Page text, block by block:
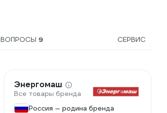
ВОПРОСЫ 9 СЕРВИС
Энергомаш
Все товары бренда
Россия — родина бренда